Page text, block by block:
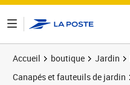
Accueil boutique Jardin
Canapés et fauteuils de jardin